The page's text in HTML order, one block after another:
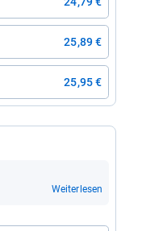
25,89 €
25,95 €
Weiterlesen